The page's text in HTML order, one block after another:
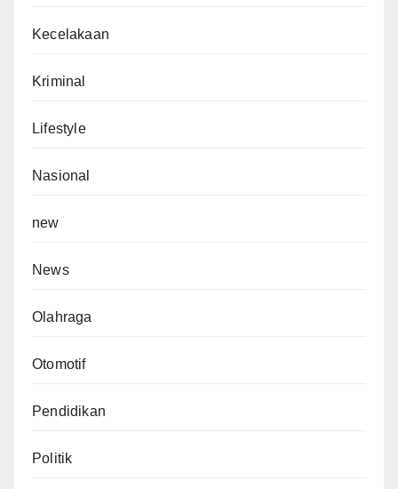
Kecelakaan
Kriminal
Lifestyle
Nasional
new
News
Olahraga
Otomotif
Pendidikan
Politik